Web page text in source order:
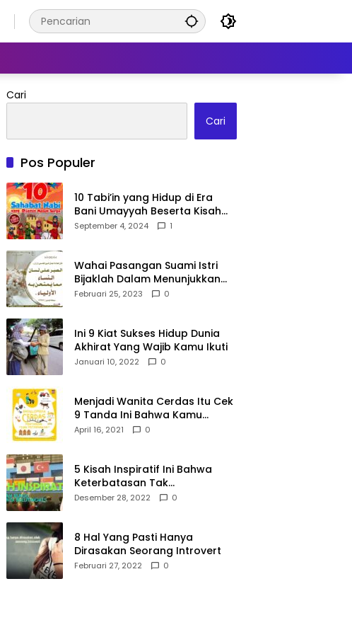
Cari
Cari
Pos Populer
10 Tabi’in yang Hidup di Era
Bani Umayyah Beserta Kisah
Teladan Mereka!
September 4, 2024 1
Wahai Pasangan Suami Istri
Bijaklah Dalam Menunjukkan
Kebahagiaanmu Di Publik
Februari 25, 2023 0
Ini 9 Kiat Sukses Hidup Dunia
Akhirat Yang Wajib Kamu Ikuti
Januari 10, 2022 0
Menjadi Wanita Cerdas Itu Cek
9 Tanda Ini Bahwa Kamu
Memang Wanita Cerdas
April 16, 2021 0
5 Kisah Inspiratif Ini Bahwa
Keterbatasan Tak
Menghalangi Segalanya
Desember 28, 2022 0
8 Hal Yang Pasti Hanya
Dirasakan Seorang Introvert
Februari 27, 2022 0